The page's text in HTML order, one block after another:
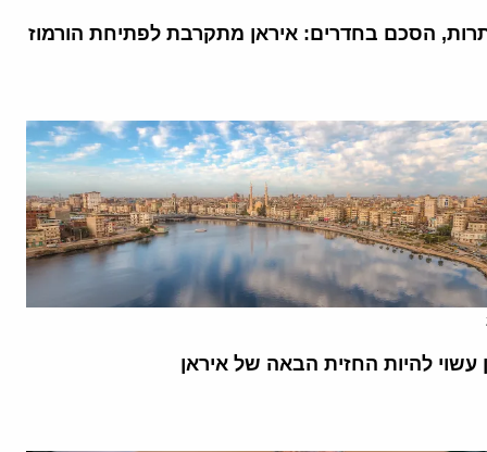
הסכם בחדרים: איראן מתקרבת לפתיחת הורמוז
עשוי להיות החזית הבאה של איראן